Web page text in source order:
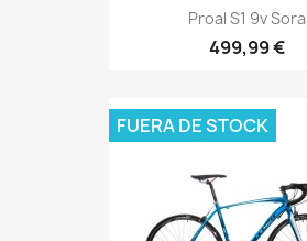
Proal S1 9v Sora
499,99 €
FUERA DE STOCK